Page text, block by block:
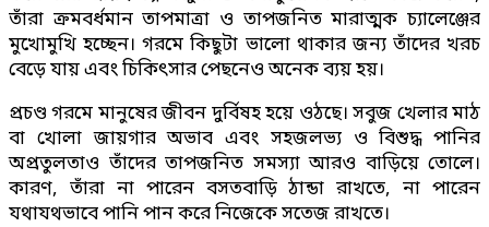
তাঁরা ক্রমবর্ধমান তাপমাত্রা ও তাপজনিত মারাত্মক চ্যালেঞ্জের
মুখোমুখি হচ্ছেন। গরমে কিছুটা ভালো থাকার জন্য তাঁদের খরচ
বেড়ে যায় এবং চিকিৎসার পেছনেও অনেক ব্যয় হয়।
প্রচণ্ড গরমে মানুষের জীবন দুর্বিষহ হয়ে ওঠছে। সবুজ খেলার মাঠ
বা খোলা জায়গার অভাব এবং সহজলভ্য ও বিশুদ্ধ পানির
অপ্রতুলতাও তাঁদের তাপজনিত সমস্যা আরও বাড়িয়ে তোলে।
কারণ, তাঁরা না পারেন বসতবাড়ি ঠান্ডা রাখতে, না পারেন
যথাযথভাবে পানি পান করে নিজেকে সতেজ রাখতে।